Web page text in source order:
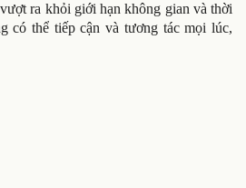
ra khỏi giới hạn không gian và thời
có thể tiếp cận và tương tác mọi lúc,